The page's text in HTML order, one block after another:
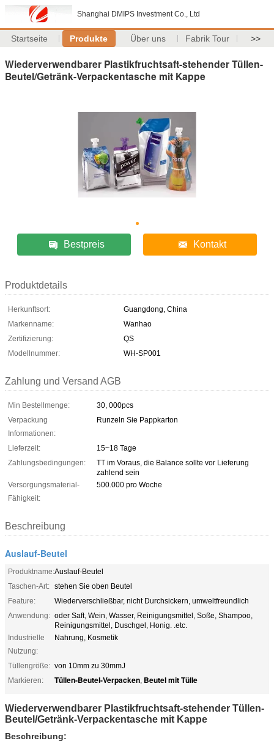
Shanghai DMIPS Investment Co., Ltd
Startseite Produkte Über uns Fabrik Tour >>
Wiederverwendbarer Plastikfruchtsaft-stehender Tüllen-
Beutel/Getränk-Verpackentasche mit Kappe
Bestpreis Kontakt
Produktdetails
Herkunftsort:
Guangdong, China
Markenname:
Wanhao
Zertifizierung:
QS
Modellnummer:
WH-SP001
Zahlung und Versand AGB
Min Bestellmenge:
30, 000pcs
Verpackung
Informationen:
Runzeln Sie Pappkarton
Lieferzeit:
15~18 Tage
Zahlungsbedingungen:
TT im Voraus, die Balance sollte vor Lieferung
zahlend sein
Versorgungsmaterial-
Fähigkeit:
500.000 pro Woche
Beschreibung
Auslauf-Beutel
Produktname:Auslauf-Beutel
Taschen-Art: stehen Sie oben Beutel
Feature:
Wiederverschließbar, nicht Durchsickern, umweltfreundlich
Anwendung: oder Saft, Wein, Wasser, Reinigungsmittel, Soße, Shampoo,
Reinigungsmittel, Duschgel, Honig. .etc.
Industrielle
Nutzung:
Nahrung, Kosmetik
Tüllengröße: von 10mm zu 30mmJ
Markieren:
Tüllen-Beutel-Verpacken, Beutel mit Tülle
Wiederverwendbarer Plastikfruchtsaft-stehender Tüllen-
Beutel/Getränk-Verpackentasche mit Kappe
Beschreibung: